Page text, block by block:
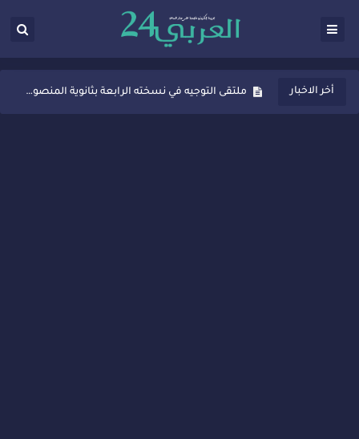
أخر الاخبار
ثانوية المنصور الذهبي بسيدي قاسم تُعزّز ثقافة التوجيه المدرسي بمبادرة نوعية تجمع بين التفاعل والتكريم
ملتقى التوجيه في نسخته الرابعة بثانوية المنصور الذهبي بسيدي قاسم